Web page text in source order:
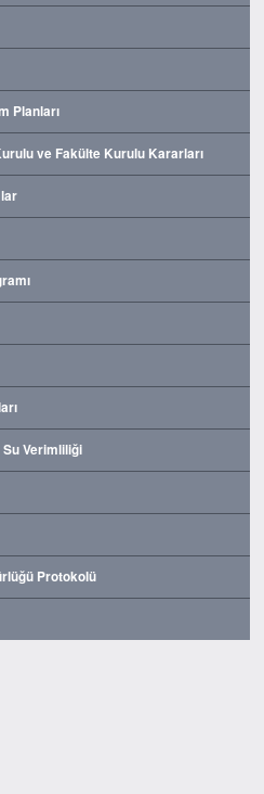
Planları
ve Fakülte Kurulu Kararları
Su Verimliliği
Protokolü